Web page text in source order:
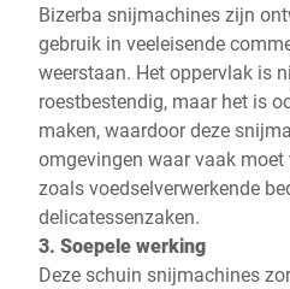
Bizerba snijmachines zijn
gebruik in veeleisende
weerstaan. Het oppervlak is
roestbestendig, maar het is
maken, waardoor deze
omgevingen waar vaak
zoals voedselverwerkende
delicatessenzaken.
3. Soepele werking
Deze schuin snijmachines